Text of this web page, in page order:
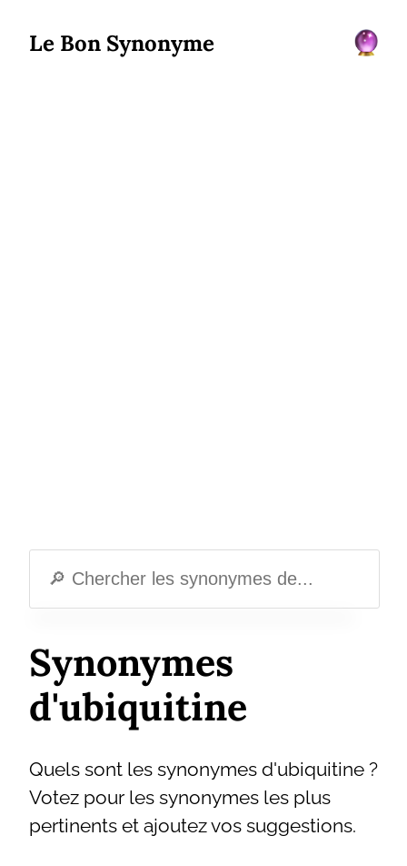
Le Bon Synonyme
Synonymes
d'ubiquitine
Quels sont les synonymes d'ubiquitine ?
Votez pour les synonymes les plus
pertinents et ajoutez vos suggestions.